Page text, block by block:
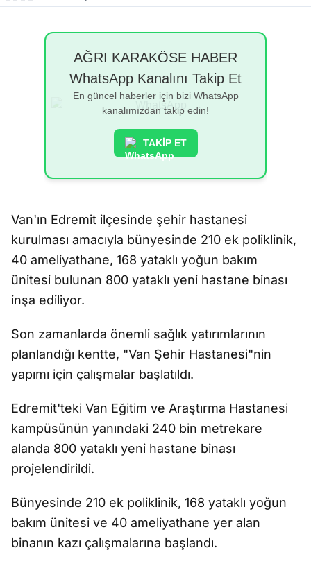
AĞRI KARAKÖSE HABER
WhatsApp Kanalını Takip Et
En güncel haberler için bizi WhatsApp
kanalımızdan takip edin!
TAKİP ET
Van'ın Edremit ilçesinde şehir hastanesi
kurulması amacıyla bünyesinde 210 ek poliklinik,
40 ameliyathane, 168 yataklı yoğun bakım
ünitesi bulunan 800 yataklı yeni hastane binası
inşa ediliyor.
Son zamanlarda önemli sağlık yatırımlarının
planlandığı kentte, "Van Şehir Hastanesi"nin
yapımı için çalışmalar başlatıldı.
Edremit'teki Van Eğitim ve Araştırma Hastanesi
kampüsünün yanındaki 240 bin metrekare
alanda 800 yataklı yeni hastane binası
projelendirildi.
Bünyesinde 210 ek poliklinik, 168 yataklı yoğun
bakım ünitesi ve 40 ameliyathane yer alan
binanın kazı çalışmalarına başlandı.